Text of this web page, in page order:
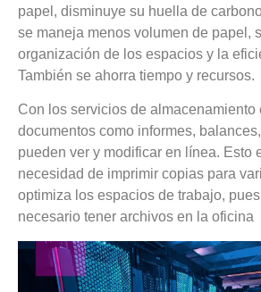
papel, disminuye su huella de
se maneja menos volumen de papel,
organización de los espacios y la
También se ahorra tiempo y recursos.
Con los servicios de almacenamiento
documentos como informes,
pueden ver y modificar en línea. Esto
necesidad de imprimir copias para
optimiza los espacios de trabajo,
necesario tener archivos en la oficina